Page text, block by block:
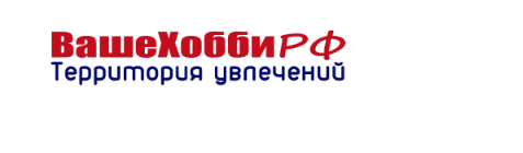
содержимому